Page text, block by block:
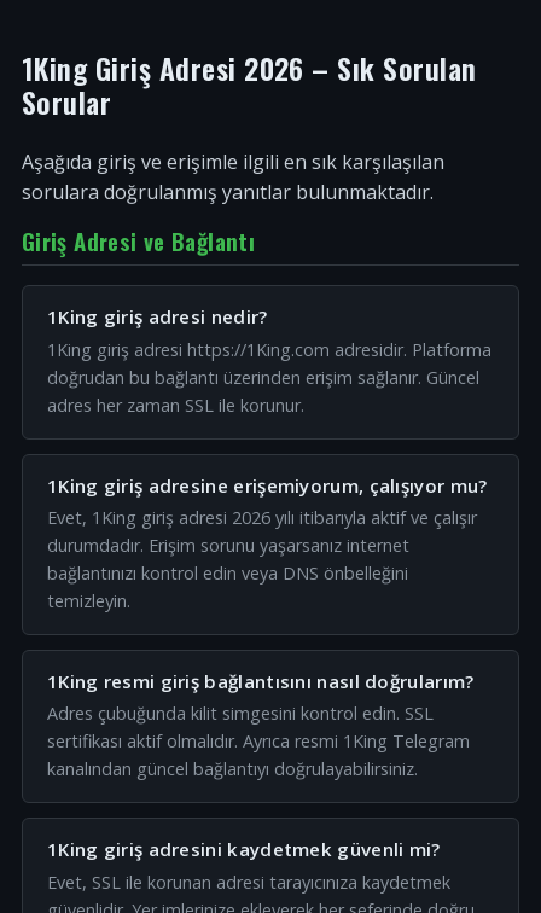
1King Giriş Adresi 2026 – Sık Sorulan
Sorular
Aşağıda giriş ve erişimle ilgili en sık karşılaşılan
sorulara doğrulanmış yanıtlar bulunmaktadır.
Giriş Adresi ve Bağlantı
1King giriş adresi nedir?
1King giriş adresi https://1King.com adresidir. Platforma
doğrudan bu bağlantı üzerinden erişim sağlanır. Güncel
adres her zaman SSL ile korunur.
1King giriş adresine erişemiyorum, çalışıyor mu?
Evet, 1King giriş adresi 2026 yılı itibarıyla aktif ve çalışır
durumdadır. Erişim sorunu yaşarsanız internet
bağlantınızı kontrol edin veya DNS önbelleğini
temizleyin.
1King resmi giriş bağlantısını nasıl doğrularım?
Adres çubuğunda kilit simgesini kontrol edin. SSL
sertifikası aktif olmalıdır. Ayrıca resmi 1King Telegram
kanalından güncel bağlantıyı doğrulayabilirsiniz.
1King giriş adresini kaydetmek güvenli mi?
Evet, SSL ile korunan adresi tarayıcınıza kaydetmek